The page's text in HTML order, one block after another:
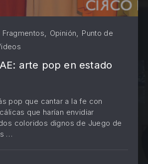
Fragmentos, Opinión, Punto de
arte pop en estado
pop que cantar a la fe con
que harían envidiar
coloridos dignos de Juego de
…